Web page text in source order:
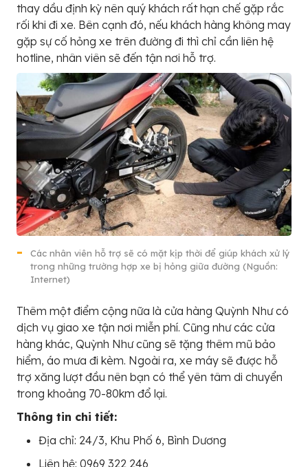
thay dầu định kỳ nên quý khách rất hạn chế gặp rắc
rối khi đi xe. Bên cạnh đó, nếu khách hàng không may
gặp sự cố hỏng xe trên đường đi thì chỉ cần liên hệ
hotline, nhân viên sẽ đến tận nơi hỗ trợ.
Các nhân viên hỗ trợ sẽ có mặt kịp thời để giúp khách xử lý
trong những trường hợp xe bị hỏng giữa đường (Nguồn:
Internet)
Thêm một điểm cộng nữa là cửa hàng Quỳnh Như có
dịch vụ giao xe tận nơi miễn phí. Cũng như các cửa
hàng khác, Quỳnh Như cũng sẽ tặng thêm mũ bảo
hiểm, áo mưa đi kèm. Ngoài ra, xe máy sẽ được hỗ
trợ xăng lượt đầu nên bạn có thể yên tâm di chuyển
trong khoảng 70-80km đổ lại.
Thông tin chi tiết:
Địa chỉ: 24/3, Khu Phố 6, Bình Dương
Liên hệ: 0969 322 246